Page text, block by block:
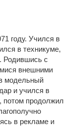
году. Учился в
в техникуме,
Родившись с
внешними
модельный
и учился в
потом продолжил
в рекламе и